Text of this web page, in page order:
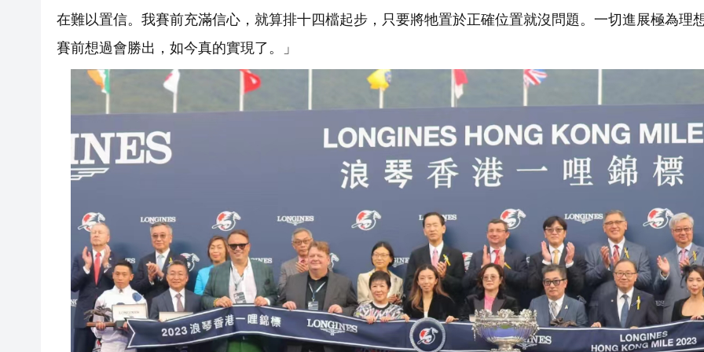
在難以置信。我賽前充滿信心，就算排十四檔起步，只要將牠置於正確位置就沒問題。一切進展極為理
賽前想過會勝出，如今真的實現了。」